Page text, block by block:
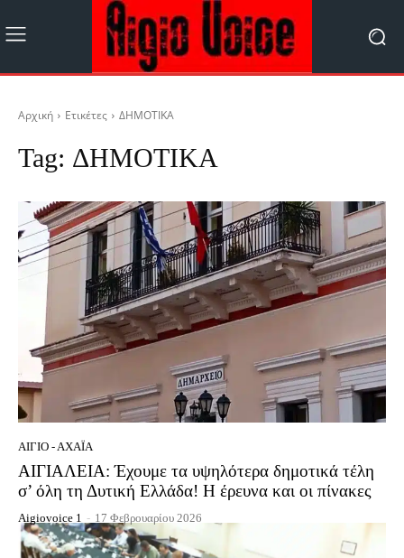
Αρχική Ετικέτες ΔΗΜΟΤΙΚΑ
Tag: ΔΗΜΟΤΙΚΑ
ΑΊΓΙΟ - ΑΧΑΪ́Α
ΑΙΓΙΑΛΕΙΑ: Έχουμε τα υψηλότερα δημοτικά τέλη
σ’ όλη τη Δυτική Ελλάδα! Η έρευνα και οι πίνακες
Aigiovoice 1 - 17 Φεβρουαρίου 2026